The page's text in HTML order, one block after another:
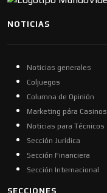
NOTICIAS
Noticias generales
Coljuegos
Columna de Opinión
Marketing pára Casinos
Noticias para Técnicos
Sección Jurídica
Sección Financiera
Sección Internacional
SECCIONES